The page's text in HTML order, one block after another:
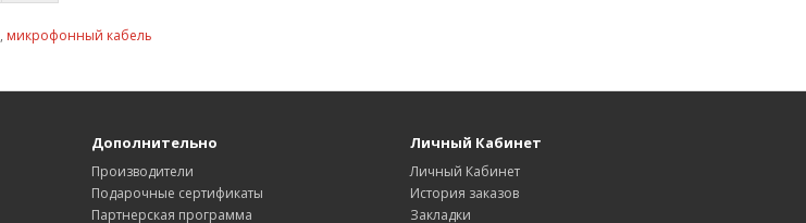
, микрофонный кабель
Дополнительно
Производители
Подарочные сертификаты
Партнерская программа
Личный Кабинет
Личный Кабинет
История заказов
Закладки